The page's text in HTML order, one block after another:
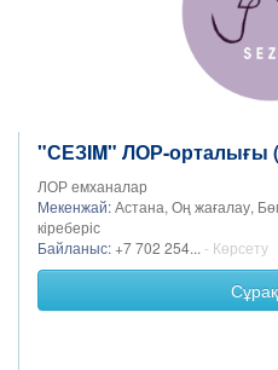
"СЕЗIM" ЛОР-орталығы
ЛОР емханалар
Мекенжай:Астана, Оң жағалау,
кіреберіс
Байланыс: +7 702 254... - Көрсету